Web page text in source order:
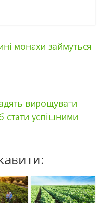
монахи займуться
вирощувати
стати успішними